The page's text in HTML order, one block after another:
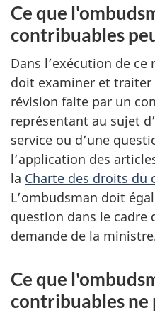
Ce que
contribuables
Dans l’exécution de
doit examiner et
révision faite par un
représentant au sujet
service ou d’une
l’application des
la Charte des droits du
L’ombudsman doit
question dans le cadre
demande de la
Ce que
contribuables ne